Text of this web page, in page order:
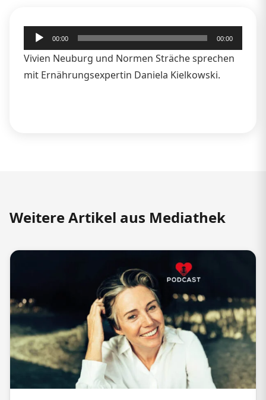
Audio-
Player
00:00 00:00
Vivien Neuburg und Normen Sträche sprechen
mit Ernährungsexpertin Daniela Kielkowski.
Weitere Artikel aus Mediathek